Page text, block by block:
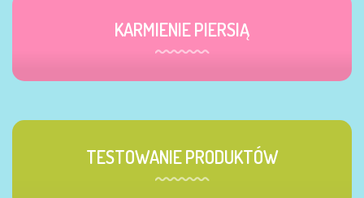
KARMIENIE PIERSIĄ
TESTOWANIE PRODUKTÓW